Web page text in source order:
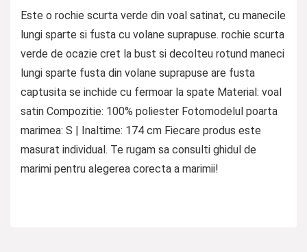
Este o rochie scurta verde din voal satinat, cu manecile
lungi sparte si fusta cu volane suprapuse. rochie scurta
verde de ocazie cret la bust si decolteu rotund maneci
lungi sparte fusta din volane suprapuse are fusta
captusita se inchide cu fermoar la spate Material: voal
satin Compozitie: 100% poliester Fotomodelul poarta
marimea: S | Inaltime: 174 cm Fiecare produs este
masurat individual. Te rugam sa consulti ghidul de
marimi pentru alegerea corecta a marimii!